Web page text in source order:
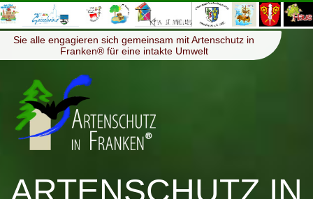
Menü ≡
Sie alle engagieren sich gemeinsam mit Artenschutz in
Franken® für eine intakte Umwelt
ARTENSCHUTZ IN